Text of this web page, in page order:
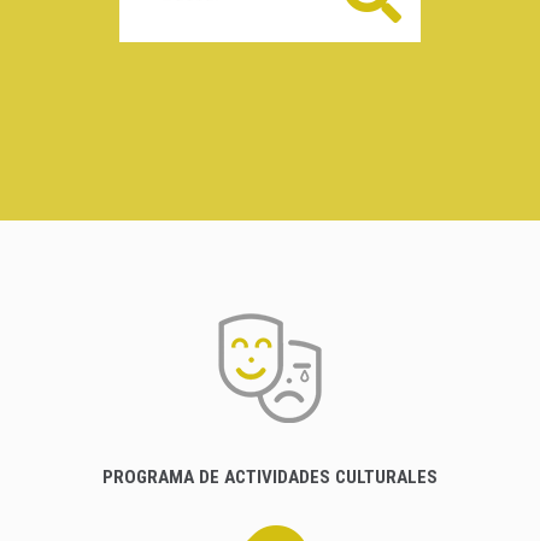
PROGRAMA DE ACTIVIDADES CULTURALES